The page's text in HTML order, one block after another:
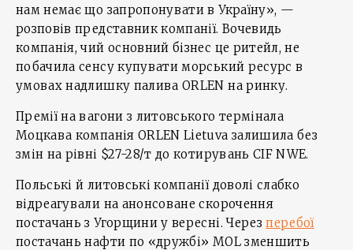
нам немає що запропонувати в Україну», —
розповів представник компанії. Вочевидь
компанія, чий основний бізнес це ритейл, не
побачила сенсу купувати морський ресурс в
умовах надлишку палива ORLEN на ринку.
Премії на вагони з литовського термінала
Моцкава компанія ORLEN Lietuva залишила без
змін на рівні $27-28/т до котирувань CIF NWE.
Польські й литовські компанії доволі слабко
відреагували на анонсоване скорочення
постачань з Угорщини у вересні. Черезперебої
постачань нафти по «дружбі» MOL зменшить